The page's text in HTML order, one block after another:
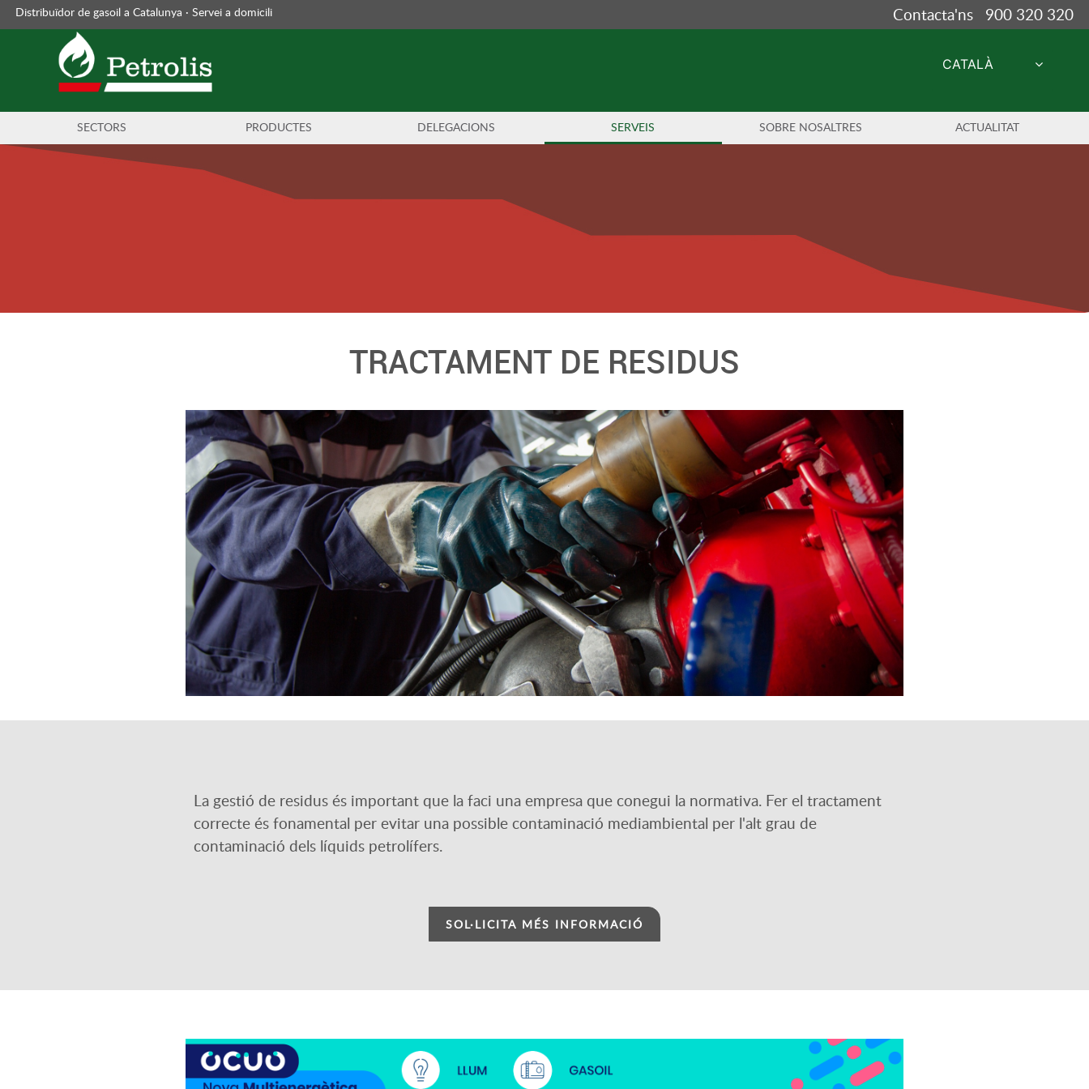
Distribuïdor de gasoil a Catalunya · Servei a domicili Contacta'ns 900 320 320
CATALÀ
SECTORS PRODUCTES DELEGACIONS SERVEIS SOBRE NOSALTRES ACTUALITAT
TRACTAMENT DE RESIDUS
La gestió de residus és important que la faci una empresa que conegui la normativa. Fer el tractament
correcte és fonamental per evitar una possible contaminació mediambiental per l'alt grau de
contaminació dels líquids petrolífers.
SOL·LICITA MÉS INFORMACIÓ